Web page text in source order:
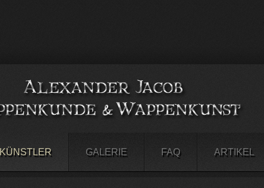
KÜNSTLER GALERIE FAQ ARTIKEL